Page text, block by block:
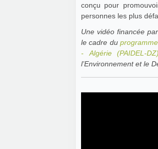
conçu pour
personnes les plus
Une vidéo financée
le cadre du
- Algérie (PAIDEL-DZ)
l’Environnement et le